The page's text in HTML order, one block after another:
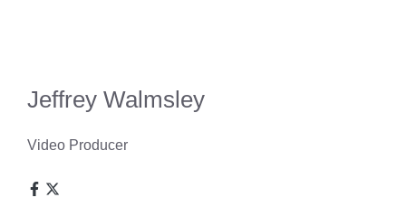
Jeffrey Walmsley
Video Producer